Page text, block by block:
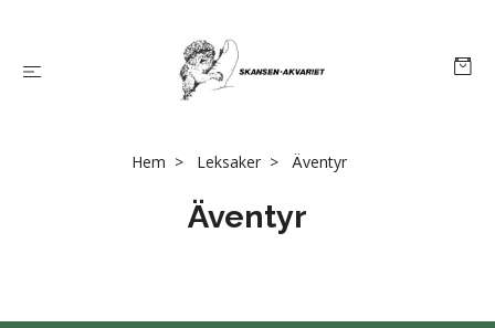
Hem Leksaker Äventyr
Äventyr